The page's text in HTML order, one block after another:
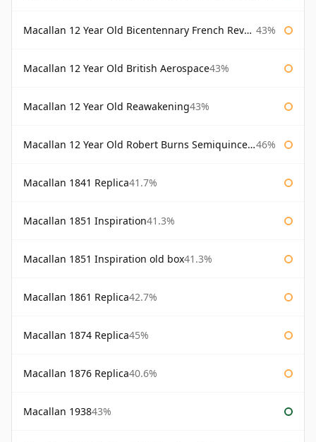
Macallan 12 Year Old Bicentennary French Revolution 43%
Macallan 12 Year Old British Aerospace43%
Macallan 12 Year Old Reawakening43%
Macallan 12 Year Old Robert Burns Semiquincentenary 46%
Macallan 1841 Replica41.7%
Macallan 1851 Inspiration41.3%
Macallan 1851 Inspiration old box41.3%
Macallan 1861 Replica42.7%
Macallan 1874 Replica45%
Macallan 1876 Replica40.6%
Macallan 193843%